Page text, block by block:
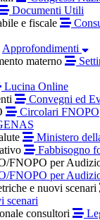
Documenti Utili
e fiscale
Approfondimenti
materno
Lucina Online
Convegni ed
Circolari FNOPO
Ministero
Fabbisogno
FNOPO per
FNOPO per
e nuovi scenari
scenari
consultori